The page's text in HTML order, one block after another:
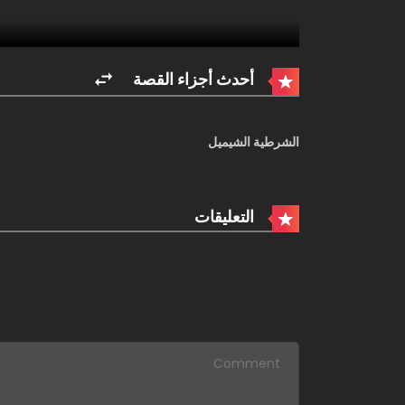
أحدث أجزاء القصة
الشرطية الشيميل
التعليقات